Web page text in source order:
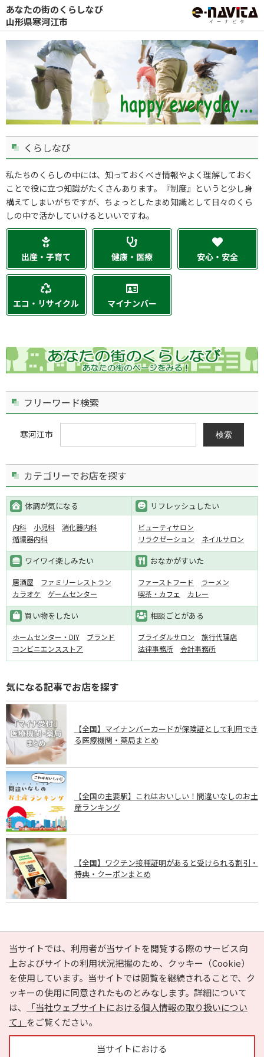
あなたの街のくらしなび
山形県寒河江市
くらしなび
私たちのくらしの中には、知っておくべき情報やよく理解しておく
ことで役に立つ知識がたくさんあります。『制度』というと少し身
構えてしまいがちですが、ちょっとしたまめ知識として日々のくら
しの中で活かしていけるといいですね。
出産・子育て 健康・医療 安心・安全
エコ・リサイクル マイナンバー
フリーワード検索
寒河江市 検索
カテゴリーでお店を探す
体調が気になる
内科 小児科
消化器内科
循環器内科
リフレッシュしたい
ビューティサロン
リラクゼーション
ネイルサロン
ワイワイ楽しみたい
居酒屋
ファミリーレストラン
カラオケ
ゲームセンター
おなかがすいた
ファーストフード
ラーメン
喫茶・カフェ
カレー
買い物をしたい
ホームセンター・DIY
ブランド
コンビニエンスストア
相談ごとがある
ブライダルサロン
旅行代理店
法律事務所
会計事務所
気になる記事でお店を探す
【全国】マイナンバーカードが保険証として利用でき
る医療機関・薬局まとめ
【全国の主要駅】これはおいしい！間違いなしのお土
産ランキング
【全国】ワクチン接種証明があると受けられる割引・
特典・クーポンまとめ
PAGE TOP
当サイトでは、利用者が当サイトを閲覧する際のサービス向
上およびサイトの利用状況把握のため、クッキー（Cookie）
を使用しています。当サイトでは閲覧を継続されることで、ク
ッキーの使用に同意されたものとみなします。詳細について
は、
「当社ウェブサイトにおける個人情報の取り扱いについ
て」 をご覧ください。
当サイトにおける
e-NAVITA（イーナビタ）とは？ お気に入り
ヘルプ
利用規約
個人情報の取り扱いについて
運営会社
サイトマップ
広告掲載に関するお問い合わせ